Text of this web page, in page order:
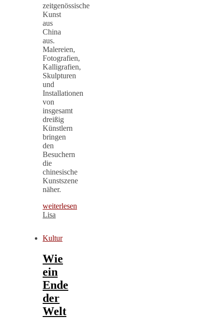
zeitgenössische
Kunst
aus
China
aus.
Malereien,
Fotografien,
Kalligrafien,
Skulpturen
und
Installationen
von
insgesamt
dreißig
Künstlern
bringen
den
Besuchern
die
chinesische
Kunstszene
näher.
weiterlesen
Lisa
Kultur
Wie
ein
Ende
der
Welt